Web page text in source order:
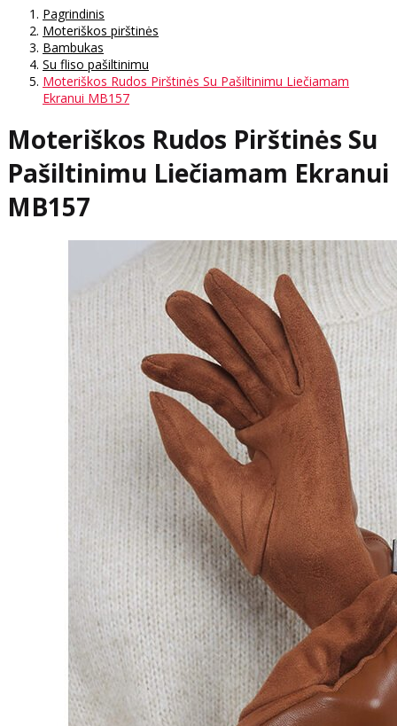
Pagrindinis
Moteriškos pirštinės
Bambukas
Su fliso pašiltinimu
Moteriškos Rudos Pirštinės Su Pašiltinimu Liečiamam
Ekranui MB157
Moteriškos Rudos Pirštinės Su
Pašiltinimu Liečiamam Ekranui
MB157